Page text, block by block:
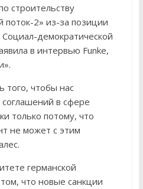
строительству
поток-2» из-за позиции
демократической
в интервью Funke,
того, чтобы нас
в сфере
только потому, что
не может с этим
германской
что новые санкции